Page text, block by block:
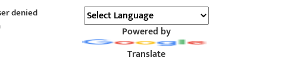
denied
Powered by
Translate